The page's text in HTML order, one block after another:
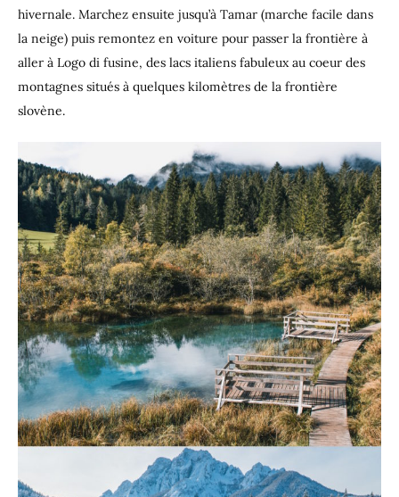
hivernale. Marchez ensuite jusqu’à Tamar (marche facile dans
la neige) puis remontez en voiture pour passer la frontière à
aller à Logo di fusine, des lacs italiens fabuleux au coeur des
montagnes situés à quelques kilomètres de la frontière
slovène.